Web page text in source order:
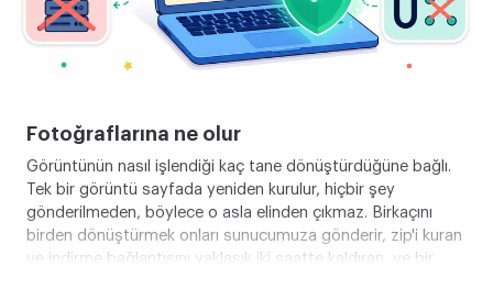
Fotoğraflarına ne olur
Görüntünün nasıl işlendiği kaç tane dönüştürdüğüne bağlı.
Tek bir görüntü sayfada yeniden kurulur, hiçbir şey
gönderilmeden, böylece o asla elinden çıkmaz. Birkaçını
birden dönüştürmek onları sunucumuza gönderir, zip'i kuran
ve indirme bağlantısını yaklaşık iki saatte kaldıran, ve bir